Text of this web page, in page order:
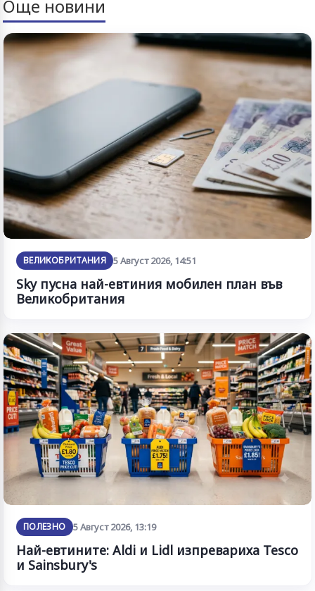
Още новини
ВЕЛИКОБРИТАНИЯ 5 Август 2026, 14:51
Sky пусна най-евтиния мобилен план във
Великобритания
ПОЛЕЗНО 5 Август 2026, 13:19
Най-евтините: Aldi и Lidl изпревариха Tesco
и Sainsbury's